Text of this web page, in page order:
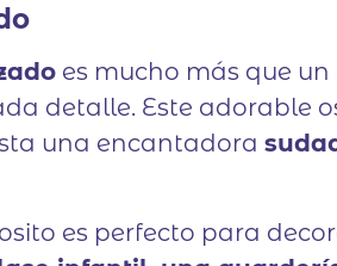
es mucho más que
detalle. Este adorable
una encantadora
es perfecto para